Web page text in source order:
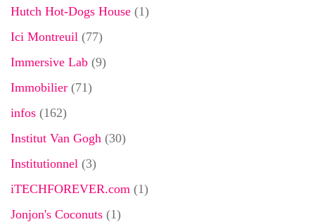
Hutch Hot-Dogs House (1)
Ici Montreuil (77)
Immersive Lab (9)
Immobilier (71)
infos (162)
Institut Van Gogh (30)
Institutionnel (3)
iTECHFOREVER.com (1)
Jonjon's Coconuts (1)